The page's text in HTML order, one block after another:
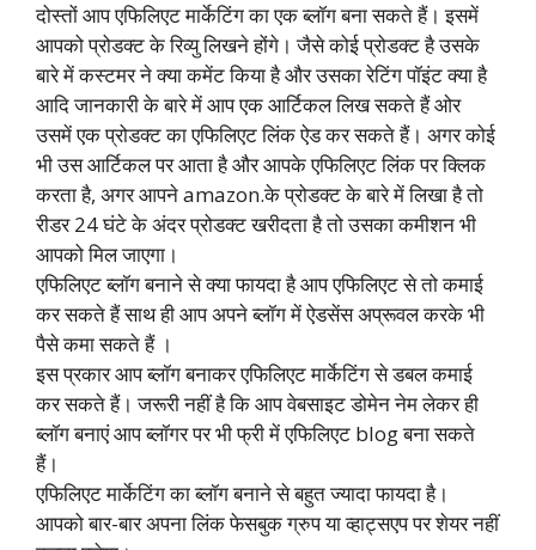
दोस्तों आप एफिलिएट मार्केटिंग का एक ब्लॉग बना सकते हैं। इसमें
आपको प्रोडक्ट के रिव्यु लिखने होंगे। जैसे कोई प्रोडक्ट है उसके
बारे में कस्टमर ने क्या कमेंट किया है और उसका रेटिंग पॉइंट क्या है
आदि जानकारी के बारे में आप एक आर्टिकल लिख सकते हैं ओर
उसमें एक प्रोडक्ट का एफिलिएट लिंक ऐड कर सकते हैं। अगर कोई
भी उस आर्टिकल पर आता है और आपके एफिलिएट लिंक पर क्लिक
करता है, अगर आपने amazon.के प्रोडक्ट के बारे में लिखा है तो
रीडर 24 घंटे के अंदर प्रोडक्ट खरीदता है तो उसका कमीशन भी
आपको मिल जाएगा।
एफिलिएट ब्लॉग बनाने से क्या फायदा है आप एफिलिएट से तो कमाई
कर सकते हैं साथ ही आप अपने ब्लॉग में ऐडसेंस अप्रूवल करके भी
पैसे कमा सकते हैं ।
इस प्रकार आप ब्लॉग बनाकर एफिलिएट मार्केटिंग से डबल कमाई
कर सकते हैं। जरूरी नहीं है कि आप वेबसाइट डोमेन नेम लेकर ही
ब्लॉग बनाएं आप ब्लॉगर पर भी फ्री में एफिलिएट blog बना सकते
हैं।
एफिलिएट मार्केटिंग का ब्लॉग बनाने से बहुत ज्यादा फायदा है।
आपको बार-बार अपना लिंक फेसबुक ग्रुप या व्हाट्सएप पर शेयर नहीं